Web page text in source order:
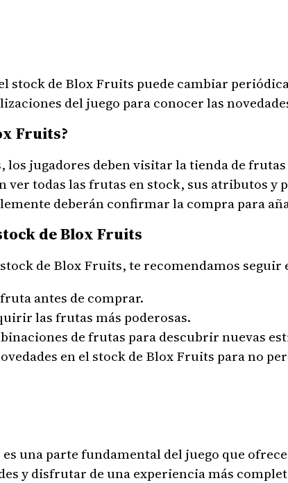
stock de Blox Fruits puede cambiar
del juego para conocer las
Fruits?
los jugadores deben visitar la tienda de
todas las frutas en stock, sus atributos y
deberán confirmar la compra para
de Blox Fruits
de Blox Fruits, te recomendamos seguir
antes de comprar.
las frutas más poderosas.
de frutas para descubrir nuevas
en el stock de Blox Fruits para no
una parte fundamental del juego que
y disfrutar de una experiencia más